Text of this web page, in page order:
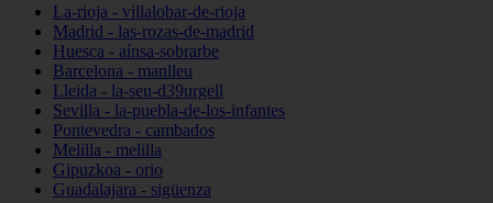
La-rioja - villalobar-de-rioja
Madrid - las-rozas-de-madrid
Huesca - aínsa-sobrarbe
Barcelona - manlleu
Lleida - la-seu-d39urgell
Sevilla - la-puebla-de-los-infantes
Pontevedra - cambados
Melilla - melilla
Gipuzkoa - orio
Guadalajara - sigüenza